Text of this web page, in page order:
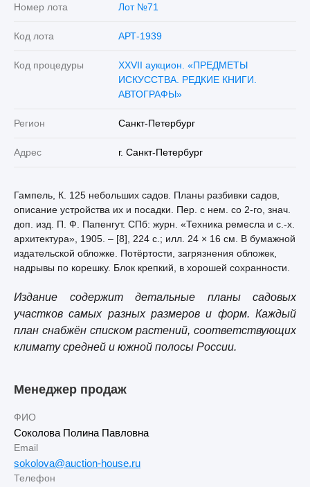
Номер лота Лот №71
Код лота АРТ-1939
Код процедуры
XXVII аукцион. «ПРЕДМЕТЫ
ИСКУССТВА. РЕДКИЕ КНИГИ.
АВТОГРАФЫ»
Регион Санкт-Петербург
Адрес г. Санкт-Петербург
Гампель, К. 125 небольших садов. Планы разбивки садов,
описание устройства их и посадки. Пер. с нем. со 2-го, знач.
доп. изд. П. Ф. Папенгут. СПб: журн. «Техника ремесла и с.-х.
архитектура», 1905. – [8], 224 с.; илл. 24 × 16 см. В бумажной
издательской обложке. Потёртости, загрязнения обложек,
надрывы по корешку. Блок крепкий, в хорошей сохранности.
Издание содержит детальные планы садовых
участков самых разных размеров и форм. Каждый
план снабжён списком растений, соответствующих
климату средней и южной полосы России.
Менеджер продаж
ФИО
Соколова Полина Павловна
Email
sokolova@auction-house.ru
Телефон